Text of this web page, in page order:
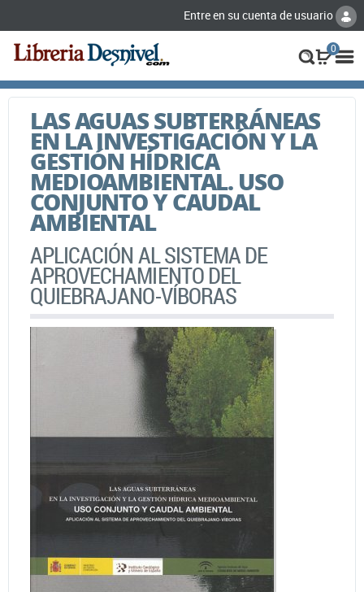
Entre en su cuenta de usuario
0
LAS AGUAS SUBTERRÁNEAS
EN LA INVESTIGACIÓN Y LA
GESTIÓN HÍDRICA
MEDIOAMBIENTAL. USO
CONJUNTO Y CAUDAL
AMBIENTAL
APLICACIÓN AL SISTEMA DE
APROVECHAMIENTO DEL
QUIEBRAJANO-VÍBORAS